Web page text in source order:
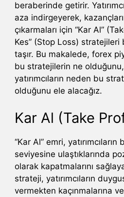
beraberinde getirir.
aza indirgeyerek,
çıkarmaları için “Kar Al”
Kes” (Stop Loss) stratejileri
taşır. Bu makalede, forex
bu stratejilerin ne
yatırımcıların neden bu
olduğunu ele alacağız.
Kar Al (Take
“Kar Al” emri,
seviyesine ulaştıklarında
olarak kapatmalarını
strateji, yatırımcıların
vermekten kaçınmalarına